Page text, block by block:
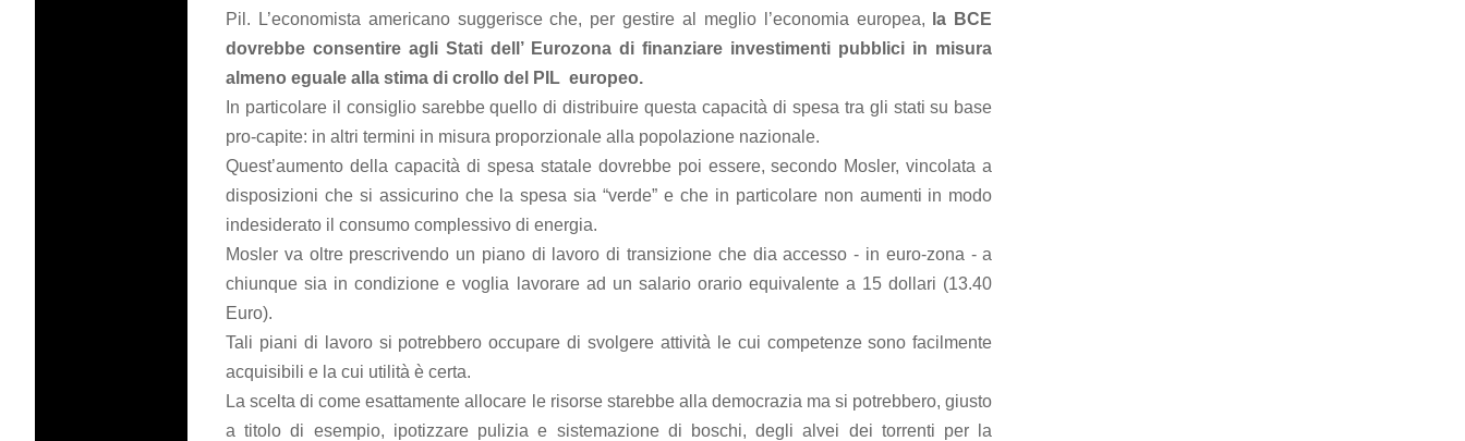
Pil. L’economista americano suggerisce che, per gestire al meglio l’economia europea,
la BCE
dovrebbe consentire agli Stati dell’ Eurozona di finanziare investimenti pubblici in misura
almeno eguale alla stima di crollo del PIL europeo.
In particolare il consiglio sarebbe quello di distribuire questa capacità di spesa tra gli stati su base
pro-capite: in altri termini in misura proporzionale alla popolazione nazionale.
Quest’aumento della capacità di spesa statale dovrebbe poi essere, secondo Mosler, vincolata a
disposizioni che si assicurino che la spesa sia “verde” e che in particolare non aumenti in modo
indesiderato il consumo complessivo di energia.
Mosler va oltre prescrivendo un piano di lavoro di transizione che dia accesso - in euro-zona - a
chiunque sia in condizione e voglia lavorare ad un salario orario equivalente a 15 dollari (13.40
Euro).
Tali piani di lavoro si potrebbero occupare di svolgere attività le cui competenze sono facilmente
acquisibili e la cui utilità è certa.
La scelta di come esattamente allocare le risorse starebbe alla democrazia ma si potrebbero, giusto
a titolo di esempio, ipotizzare pulizia e sistemazione di boschi, degli alvei dei torrenti per la